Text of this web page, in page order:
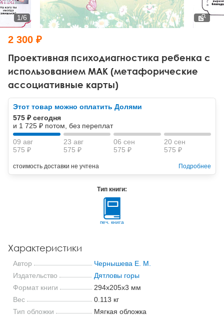
Тревожные расстройства, панические атаки
Психодрама
Другие направления психотерапии
Классический, эриксоновский гипноз и НЛП
НЛП
Психология труда и эргономика
Социальная психология
Социальная и организационная психология
Классический и юнгианский психоанализ
Проективная психодиагностика ребенка с
использованием МАК (метафорические
ассоциативные карты)
1/6
2 300 ₽
Этот товар можно оплатить Долями
575 ₽ сегодня
и 1 725 ₽ потом, без переплат
09 авг
575 ₽
23 авг
575 ₽
06 сен
575 ₽
20 сен
575 ₽
стоимость доставки не учтена Подробнее
Тип книги:
печ. книга
Характеристики
Автор
Чернышева Е. М.
Издательство
Дятловы горы
Формат книги
294x205x3 мм
Вес
0.113 кг
Тип обложки
Мягкая обложка